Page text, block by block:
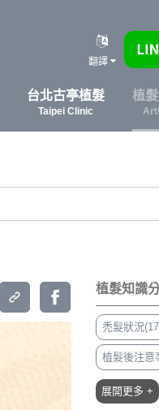
翻譯
台北古亭植髮
Taipei Clinic
植
植髮知識
禿髮狀況
植髮後注意
植髮條件(15)
展開更多 +